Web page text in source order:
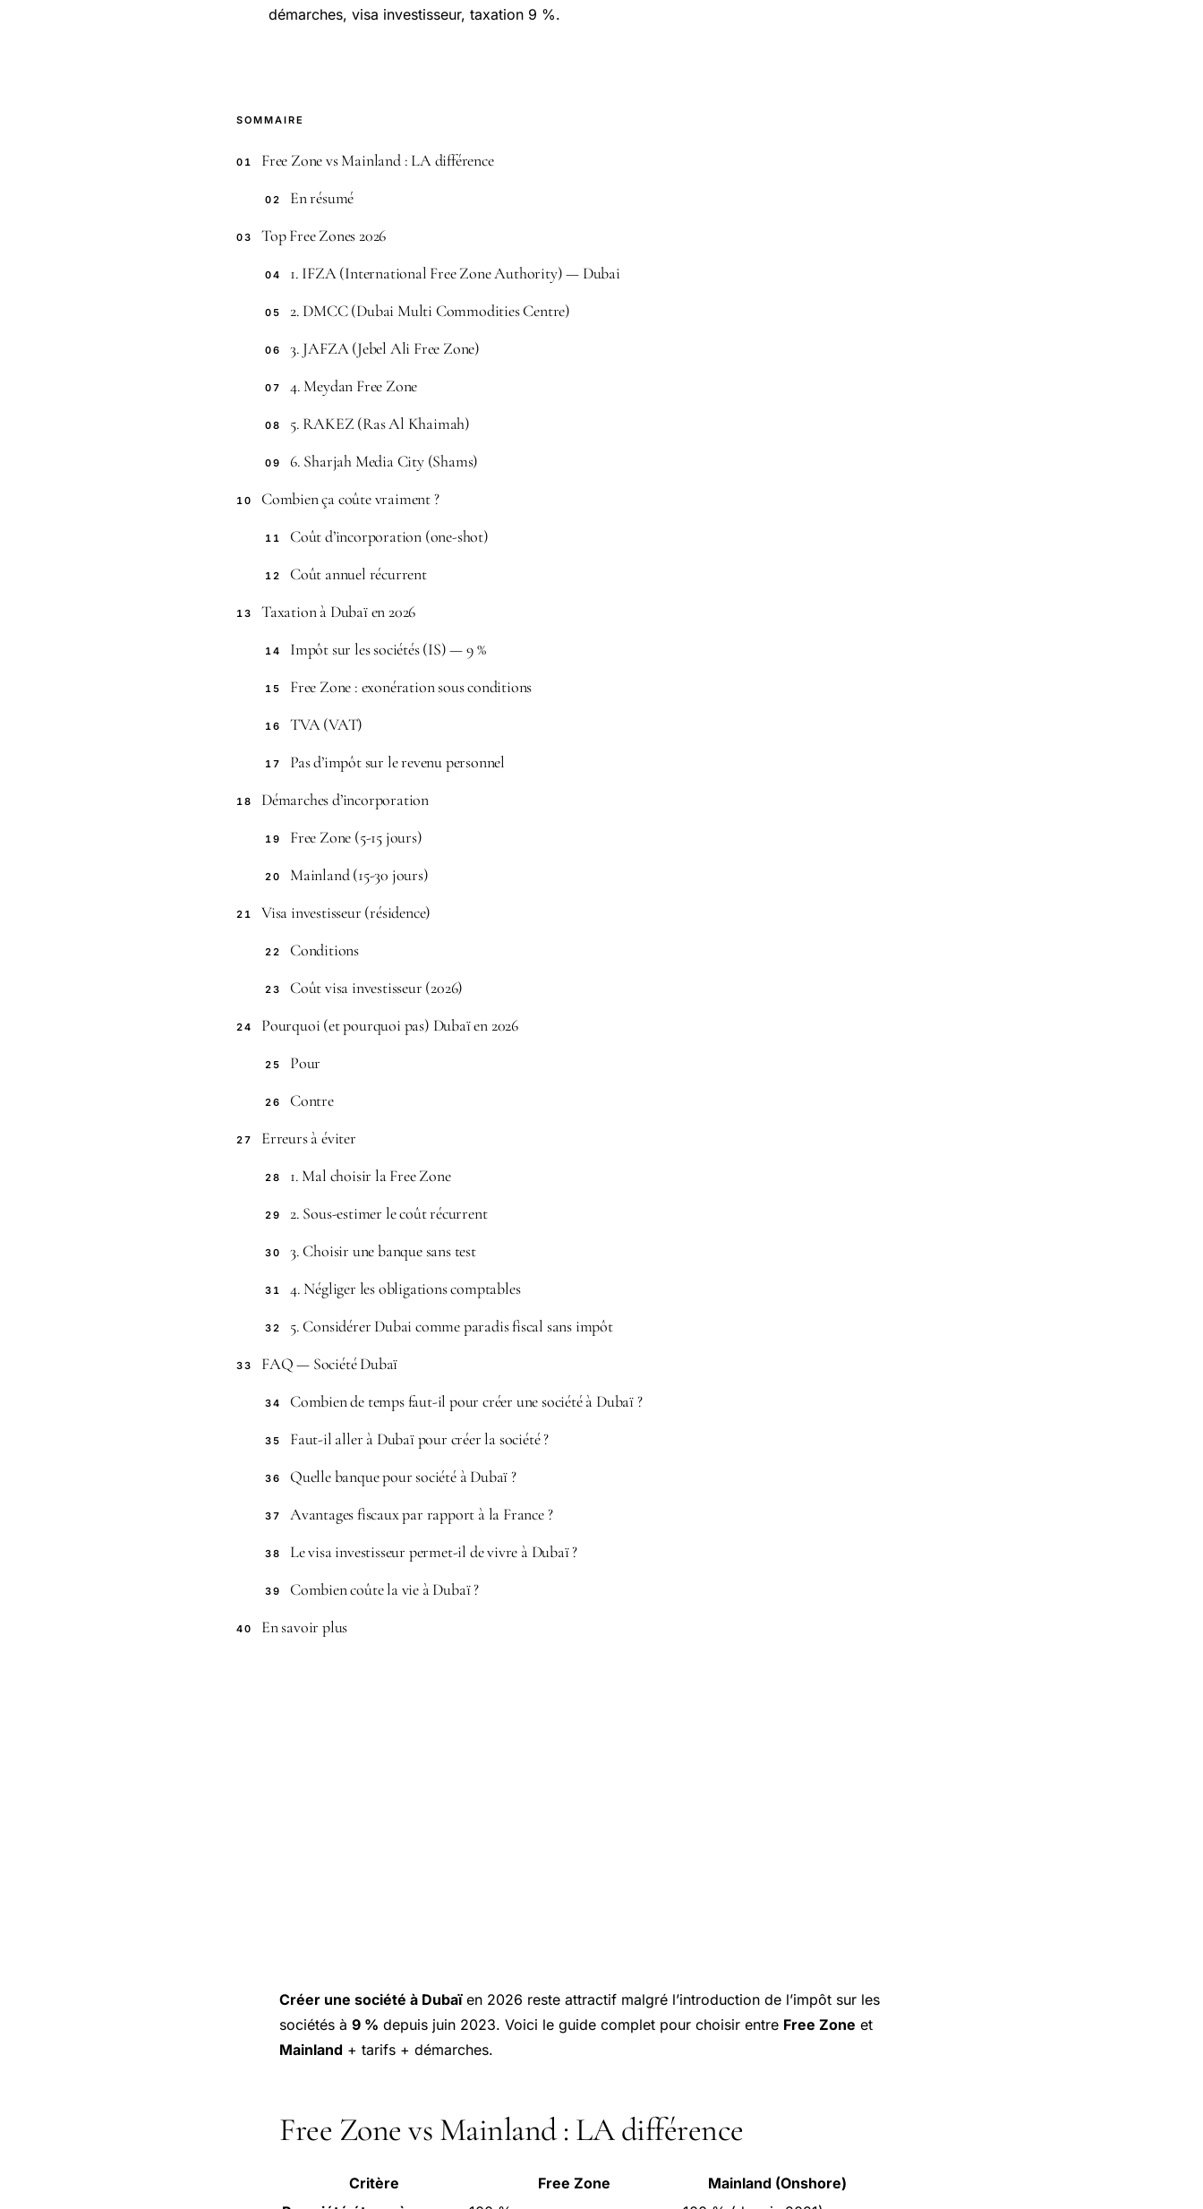
démarches, visa investisseur, taxation 9 %.
SOMMAIRE
01 Free Zone vs Mainland : LA différence
02 En résumé
03 Top Free Zones 2026
04 1. IFZA (International Free Zone Authority) — Dubai
05 2. DMCC (Dubai Multi Commodities Centre)
06 3. JAFZA (Jebel Ali Free Zone)
07 4. Meydan Free Zone
08 5. RAKEZ (Ras Al Khaimah)
09 6. Sharjah Media City (Shams)
10 Combien ça coûte vraiment ?
11 Coût d’incorporation (one-shot)
12 Coût annuel récurrent
13 Taxation à Dubaï en 2026
14 Impôt sur les sociétés (IS) — 9 %
15 Free Zone : exonération sous conditions
16 TVA (VAT)
17 Pas d’impôt sur le revenu personnel
18 Démarches d’incorporation
19 Free Zone (5-15 jours)
20 Mainland (15-30 jours)
21 Visa investisseur (résidence)
22 Conditions
23 Coût visa investisseur (2026)
24 Pourquoi (et pourquoi pas) Dubaï en 2026
25 Pour
26 Contre
27 Erreurs à éviter
28 1. Mal choisir la Free Zone
29 2. Sous-estimer le coût récurrent
30 3. Choisir une banque sans test
31 4. Négliger les obligations comptables
32 5. Considérer Dubai comme paradis fiscal sans impôt
33 FAQ — Société Dubaï
34 Combien de temps faut-il pour créer une société à Dubaï ?
35 Faut-il aller à Dubaï pour créer la société ?
36 Quelle banque pour société à Dubaï ?
37 Avantages fiscaux par rapport à la France ?
38 Le visa investisseur permet-il de vivre à Dubaï ?
39 Combien coûte la vie à Dubaï ?
40 En savoir plus
Créer une société à Dubaïen 2026 reste attractif malgré l’introduction de l’impôt sur les
sociétés à 9 % depuis juin 2023. Voici le guide complet pour choisir entre Free Zone et
Mainland + tarifs + démarches.
Free Zone vs Mainland : LA différence
Critère Free Zone
Mainland (Onshore)